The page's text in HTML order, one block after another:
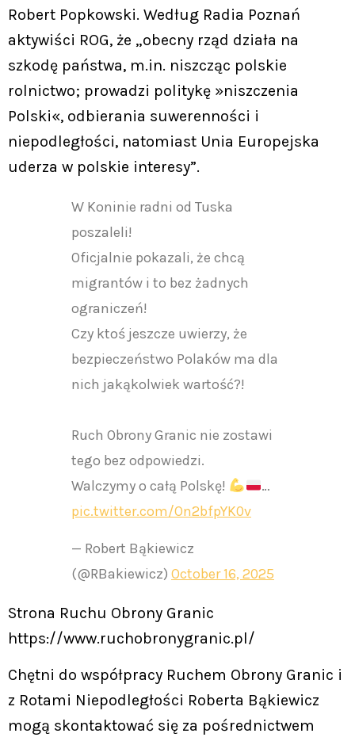
Robert Popkowski. Według Radia Poznań
aktywiści ROG, że „obecny rząd działa na
szkodę państwa, m.in. niszcząc polskie
rolnictwo; prowadzi politykę »niszczenia
Polski«, odbierania suwerenności i
niepodległości, natomiast Unia Europejska
uderza w polskie interesy”.
W Koninie radni od Tuska
poszaleli!
Oficjalnie pokazali, że chcą
migrantów i to bez żadnych
ograniczeń!
Czy ktoś jeszcze uwierzy, że
bezpieczeństwo Polaków ma dla
nich jakąkolwiek wartość?!
Ruch Obrony Granic nie zostawi
tego bez odpowiedzi.
Walczymy o całą Polskę!
…
pic.twitter.com/On2bfpYK0v
— Robert Bąkiewicz
(@RBakiewicz) October 16, 2025
Strona Ruchu Obrony Granic
https://www.ruchobronygranic.pl/
Chętni do współpracy Ruchem Obrony Granic i
z Rotami Niepodległości Roberta Bąkiewicz
mogą skontaktować się za pośrednictwem